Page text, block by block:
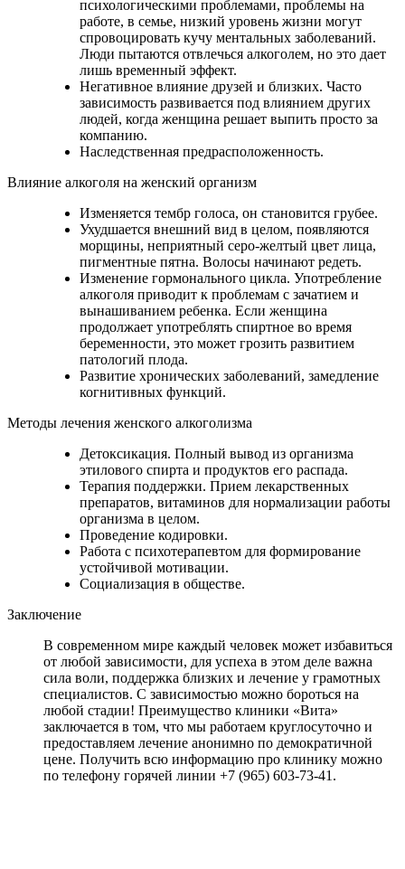
психологическими проблемами, проблемы на
работе, в семье, низкий уровень жизни могут
спровоцировать кучу ментальных заболеваний.
Люди пытаются отвлечься алкоголем, но это дает
лишь временный эффект.
Негативное влияние друзей и близких. Часто
зависимость развивается под влиянием других
людей, когда женщина решает выпить просто за
компанию.
Наследственная предрасположенность.
Влияние алкоголя на женский организм
Изменяется тембр голоса, он становится грубее.
Ухудшается внешний вид в целом, появляются
морщины, неприятный серо-желтый цвет лица,
пигментные пятна. Волосы начинают редеть.
Изменение гормонального цикла. Употребление
алкоголя приводит к проблемам с зачатием и
вынашиванием ребенка. Если женщина
продолжает употреблять спиртное во время
беременности, это может грозить развитием
патологий плода.
Развитие хронических заболеваний, замедление
когнитивных функций.
Методы лечения женского алкоголизма
Детоксикация. Полный вывод из организма
этилового спирта и продуктов его распада.
Терапия поддержки. Прием лекарственных
препаратов, витаминов для нормализации работы
организма в целом.
Проведение кодировки.
Работа с психотерапевтом для формирование
устойчивой мотивации.
Социализация в обществе.
Заключение
В современном мире каждый человек может избавиться
от любой зависимости, для успеха в этом деле важна
сила воли, поддержка близких и лечение у грамотных
специалистов. С зависимостью можно бороться на
любой стадии! Преимущество клиники «Вита»
заключается в том, что мы работаем круглосуточно и
предоставляем лечение анонимно по демократичной
цене. Получить всю информацию про клинику можно
по телефону горячей линии +7 (965) 603-73-41.